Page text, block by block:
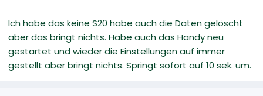
Ich habe das keine S20 habe auch die Daten gelöscht
aber das bringt nichts. Habe auch das Handy neu
gestartet und wieder die Einstellungen auf immer
gestellt aber bringt nichts. Springt sofort auf 10 sek. um.